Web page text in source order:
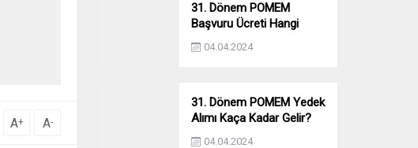
A+ A-
31. Dönem POMEM
Başvuru Ücreti Hangi
Bankaya Yatırılacak?
04.04.2024
31. Dönem POMEM Yedek
Alımı Kaça Kadar Gelir?
Yıllara Göre Yedek Alımı
04.04.2024